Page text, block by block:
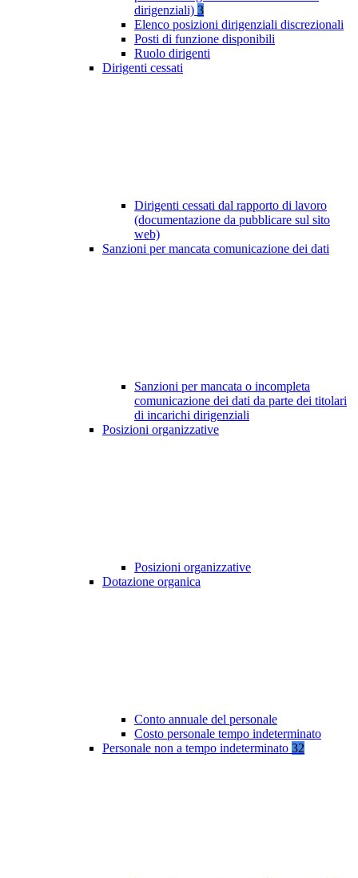
dirigenziali) 3
Elenco posizioni dirigenziali discrezionali
Posti di funzione disponibili
Ruolo dirigenti
Dirigenti cessati
Dirigenti cessati dal rapporto di lavoro
(documentazione da pubblicare sul sito
web)
Sanzioni per mancata comunicazione dei dati
Sanzioni per mancata o incompleta
comunicazione dei dati da parte dei titolari
di incarichi dirigenziali
Posizioni organizzative
Posizioni organizzative
Dotazione organica
Conto annuale del personale
Costo personale tempo indeterminato
Personale non a tempo indeterminato 32